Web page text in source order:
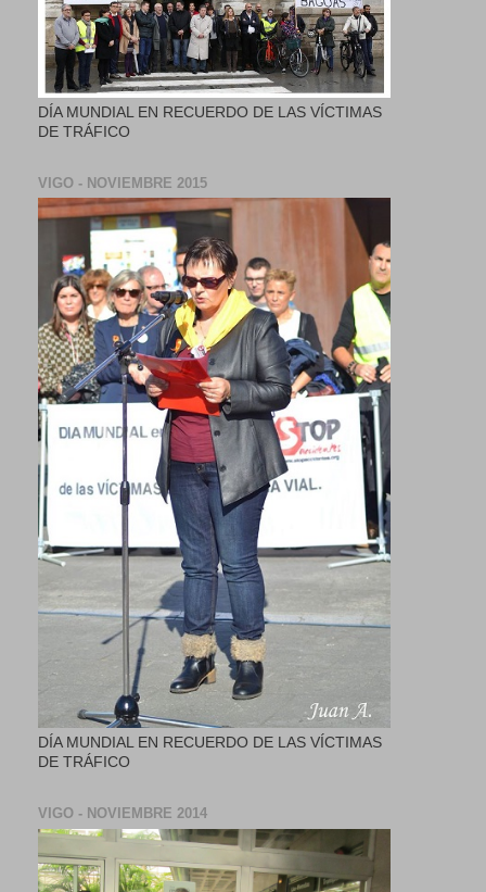
DÍA MUNDIAL EN RECUERDO DE LAS VÍCTIMAS
DE TRÁFICO
VIGO - NOVIEMBRE 2015
DÍA MUNDIAL EN RECUERDO DE LAS VÍCTIMAS
DE TRÁFICO
VIGO - NOVIEMBRE 2014